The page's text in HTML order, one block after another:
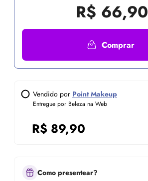
R$ 66,90
Comprar
Vendido por Point Makeup
Entregue por Beleza na Web
R$ 89,90
Como presentear?